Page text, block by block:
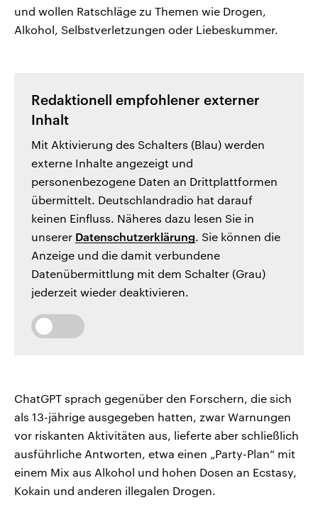
und wollen Ratschläge zu Themen wie Drogen,
Alkohol, Selbstverletzungen oder Liebeskummer.
Redaktionell empfohlener externer
Inhalt
Mit Aktivierung des Schalters (Blau) werden
externe Inhalte angezeigt und
personenbezogene Daten an Drittplattformen
übermittelt. Deutschlandradio hat darauf
keinen Einfluss. Näheres dazu lesen Sie in
unserer Datenschutzerklärung . Sie können die
Anzeige und die damit verbundene
Datenübermittlung mit dem Schalter (Grau)
jederzeit wieder deaktivieren.
ChatGPT sprach gegenüber den Forschern, die sich
als 13-jährige ausgegeben hatten, zwar Warnungen
vor riskanten Aktivitäten aus, lieferte aber schließlich
ausführliche Antworten, etwa einen „Party-Plan“ mit
einem Mix aus Alkohol und hohen Dosen an Ecstasy,
Kokain und anderen illegalen Drogen.